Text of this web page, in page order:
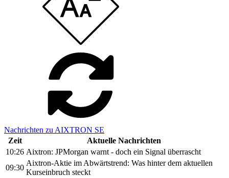
Nachrichten zu AIXTRON SE
Zeit
Aktuelle Nachrichten
10:26 Aixtron: JPMorgan warnt - doch ein Signal überrascht
09:30
Aixtron-Aktie im Abwärtstrend: Was hinter dem aktuellen
Kurseinbruch steckt